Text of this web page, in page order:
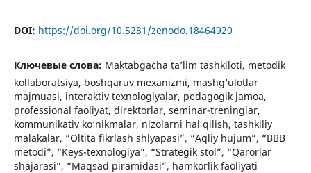
DOI: https://doi.org/10.5281/zenodo.18464920
Ключевые слова: Maktabgacha ta’lim tashkiloti, metodik
kollaboratsiya, boshqaruv mexanizmi, mashg‘ulotlar
majmuasi, interaktiv texnologiyalar, pedagogik jamoa,
professional faoliyat, direktorlar, seminar-treninglar,
kommunikativ ko‘nikmalar, nizolarni hal qilish, tashkiliy
malakalar, “Oltita fikrlash shlyapasi”, “Aqliy hujum”, “BBB
metodi”, “Keys-texnologiya”, “Strategik stol”, “Qarorlar
shajarasi”, “Maqsad piramidasi”, hamkorlik faoliyati